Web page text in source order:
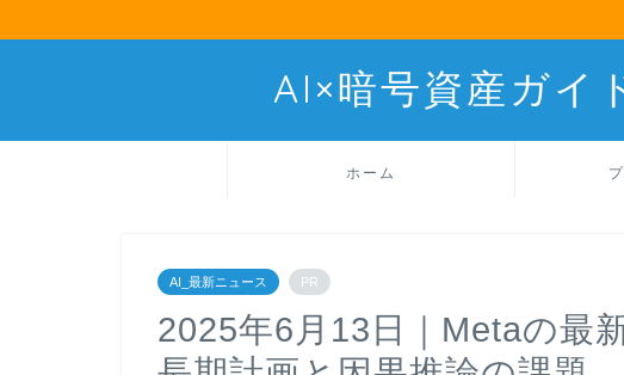
AI×暗号資産ガイ
ホーム
AI_最新ニュース PR
2025年6月13日｜Metaの最